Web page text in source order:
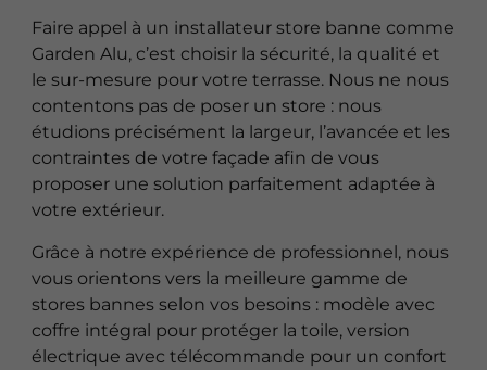
Faire appel à un installateur store banne comme
Garden Alu, c’est choisir la sécurité, la qualité et
le sur-mesure pour votre terrasse. Nous ne nous
contentons pas de poser un store : nous
étudions précisément la largeur, l’avancée et les
contraintes de votre façade afin de vous
proposer une solution parfaitement adaptée à
votre extérieur.
Grâce à notre expérience de professionnel, nous
vous orientons vers la meilleure gamme de
stores bannes selon vos besoins : modèle avec
coffre intégral pour protéger la toile, version
électrique avec télécommande pour un confort